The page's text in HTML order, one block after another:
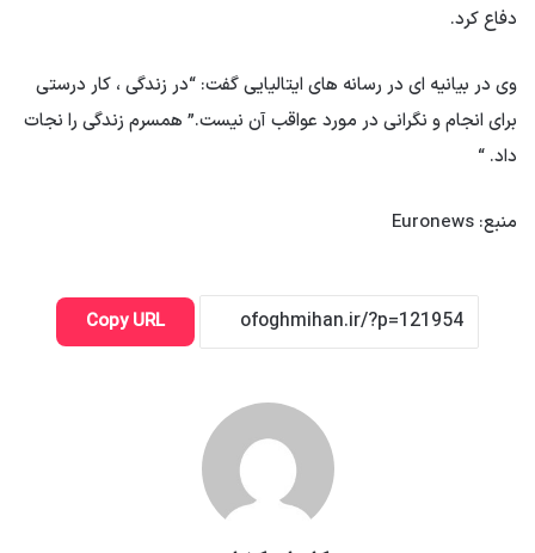
دفاع کرد.
وی در بیانیه ای در رسانه های ایتالیایی گفت: “در زندگی ، کار درستی
برای انجام و نگرانی در مورد عواقب آن نیست.” همسرم زندگی را نجات
داد. “
منبع: Euronews
Copy URL